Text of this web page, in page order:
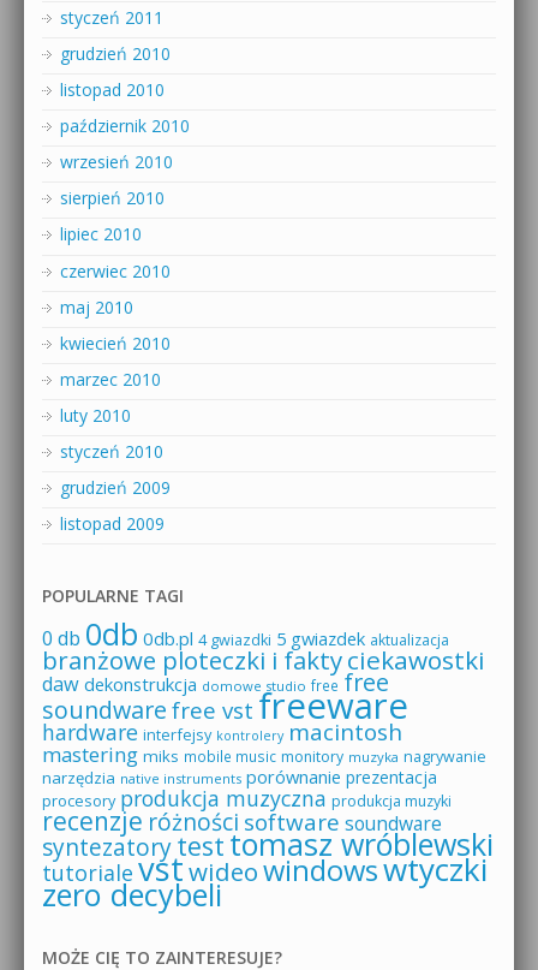
styczeń 2011
grudzień 2010
listopad 2010
październik 2010
wrzesień 2010
sierpień 2010
lipiec 2010
czerwiec 2010
maj 2010
kwiecień 2010
marzec 2010
luty 2010
styczeń 2010
grudzień 2009
listopad 2009
POPULARNE TAGI
0 db 0db 0db.pl 4 gwiazdki 5 gwiazdek aktualizacja
branżowe ploteczki i faktyciekawostki
daw dekonstrukcja domowe studio free free
soundware free vst freeware
hardware interfejsy kontrolery macintosh
mastering miks mobile music monitory muzyka nagrywanie
narzędzia native instruments porównanie prezentacja
procesory produkcja muzyczna produkcja muzyki
recenzje różności software soundware
syntezatorytesttomasz wróblewski
tutoriale vstwideowindowswtyczki
zero decybeli
MOŻE CIĘ TO ZAINTERESUJE?